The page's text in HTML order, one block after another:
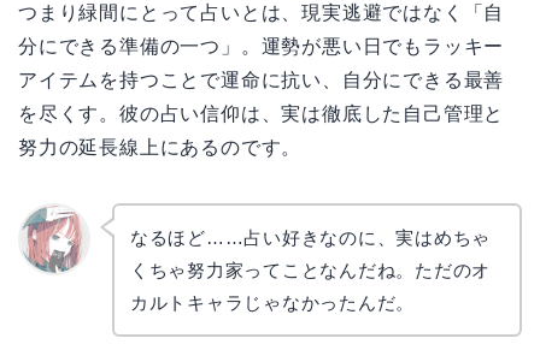
つまり緑間にとって占いとは、現実逃避ではなく「自
分にできる準備の一つ」。運勢が悪い日でもラッキー
アイテムを持つことで運命に抗い、自分にできる最善
を尽くす。彼の占い信仰は、実は徹底した自己管理と
努力の延長線上にあるのです。
なるほど……占い好きなのに、実はめちゃ
くちゃ努力家ってことなんだね。ただのオ
カルトキャラじゃなかったんだ。